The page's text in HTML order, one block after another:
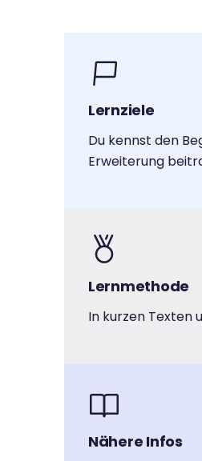
Lernziele
Du kennst den
Erweiterung
Lernmethode
In kurzen Texten
Nähere Infos